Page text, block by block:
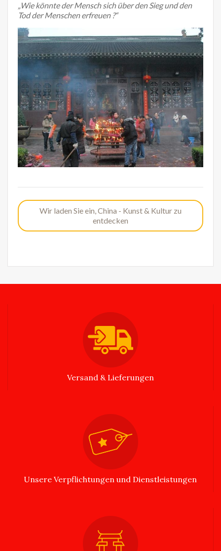
Wie könnte der Mensch sich über den Sieg und den
Tod der Menschen erfreuen ?
Wir laden Sie ein, China - Kunst & Kultur zu
entdecken
Versand & Lieferungen
Unsere Verpflichtungen und Dienstleistungen